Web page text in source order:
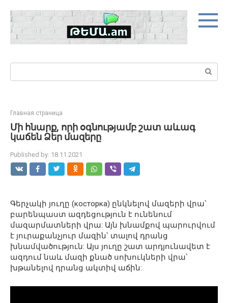
content
Search:
Главная страница
Մի հնարք, որի օգնությամբ շատ աևագ
կաճեն Ձեր մազերը
Published by: 18.11.2021
Գերչակի յուղը (косторка) ընկնելով մազերի վրա՝
բարենպաստ ազդեցություն է ունենում
մազարմատների վրա: Այն խնամքով պարուրվում
է յուրաքանչյուր մազին՝ տալով դրանց
խնամվածություն: Այս յուղը շատ արդյունավետ է
ազդում նաև մազի քնած սոխուկների վրա՝
խթանելով դրանց ակտիվ աճին: